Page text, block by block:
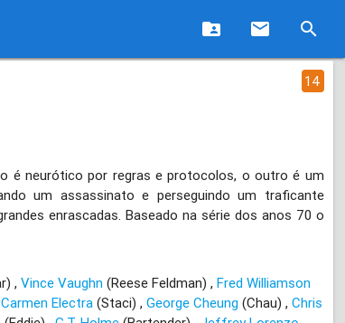
folder_shared email search
14
é neurótico por regras e protocolos, o outro é um
um assassinato e perseguindo um traficante
enrascadas. Baseado na série dos anos 70 o
Vince Vaughn (Reese Feldman) Fred Williamson
Carmen Electra (Staci) George Cheung (Chau) Chris